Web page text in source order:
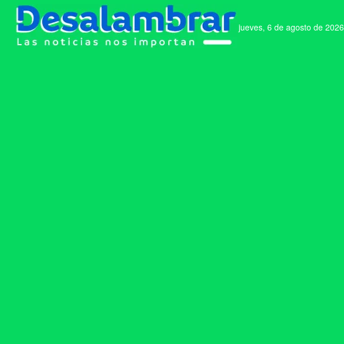
jueves, 6 de agosto de 2026